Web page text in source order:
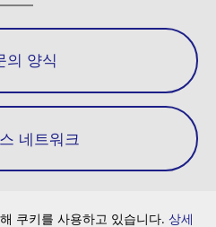
의 양식
네트워크
쿠키를 사용하고 있습니다. 상세